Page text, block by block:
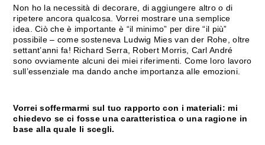
Non ho la necessità di decorare, di aggiungere altro o di
ripetere ancora qualcosa. Vorrei mostrare una semplice
idea. Ciò che è importante è “il minimo” per dire “il più”
possibile – come sosteneva Ludwig Mies van der Rohe, oltre
settant’anni fa! Richard Serra, Robert Morris, Carl André
sono ovviamente alcuni dei miei riferimenti. Come loro lavoro
sull’essenziale ma dando anche importanza alle emozioni.
Vorrei soffermarmi sul tuo rapporto con i materiali: mi
chiedevo se ci fosse una caratteristica o una ragione in
base alla quale li scegli.